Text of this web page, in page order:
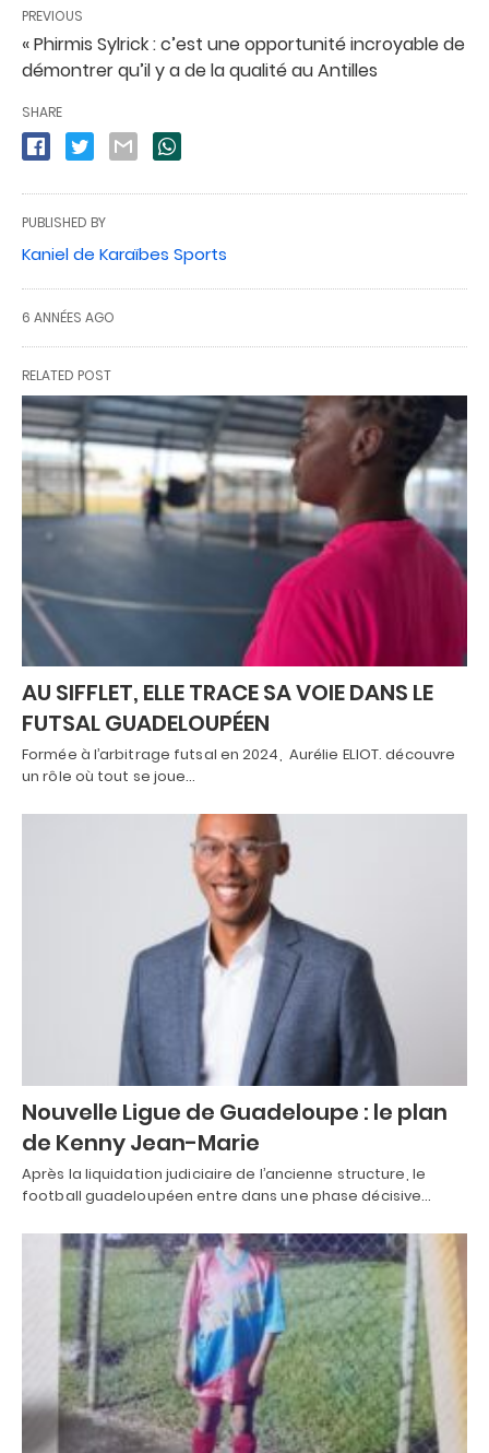
PREVIOUS
« Phirmis Sylrick : c’est une opportunité incroyable de
démontrer qu’il y a de la qualité au Antilles
SHARE
PUBLISHED BY
Kaniel de Karaïbes Sports
6 ANNÉES AGO
RELATED POST
AU SIFFLET, ELLE TRACE SA VOIE DANS LE
FUTSAL GUADELOUPÉEN
Formée à l’arbitrage futsal en 2024, Aurélie ELIOT. découvre
un rôle où tout se joue…
Nouvelle Ligue de Guadeloupe : le plan
de Kenny Jean-Marie
Après la liquidation judiciaire de l’ancienne structure, le
football guadeloupéen entre dans une phase décisive…